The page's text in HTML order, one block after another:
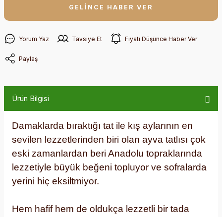
GELİNCE HABER VER
Yorum Yaz Tavsiye Et Fiyatı Düşünce Haber Ver
Paylaş
Ürün Bilgisi
Damaklarda bıraktığı tat ile kış aylarının en
sevilen lezzetlerinden biri olan ayva tatlısı çok
eski zamanlardan beri Anadolu topraklarında
lezzetiyle büyük beğeni topluyor ve sofralarda
yerini hiç eksiltmiyor.
Hem hafif hem de oldukça lezzetli bir tada